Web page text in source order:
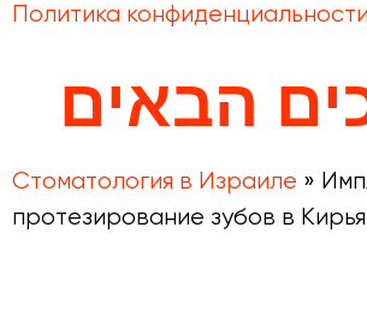
Политика конфиденциальности
הבאים
Стоматология в Израиле »
протезирование зубов в